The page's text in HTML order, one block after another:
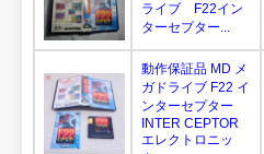
ライブ F22イン
ターセプター...
動作保証品 MD メ
ガドライブ F22 イ
ンターセプター
INTER CEPTOR
エレクトロニッ